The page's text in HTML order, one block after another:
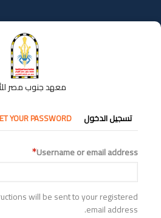
إلى
المحتوى
معهد جنوب مصر
التبويبات
الأساسية
تسجيل الدخول YOUR PASSWORD
Username or email address
will be sent to your registered
email address.